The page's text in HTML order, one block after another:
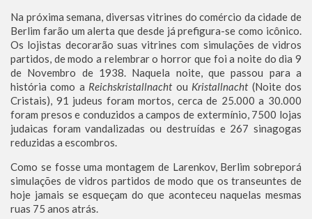
Na próxima semana, diversas vitrines do comércio da cidade de
Berlim farão um alerta que desde já prefigura-se como icônico.
Os lojistas decorarão suas vitrines com simulações de vidros
partidos, de modo a relembrar o horror que foi a noite do dia 9
de Novembro de 1938. Naquela noite, que passou para a
história como a Reichskristallnachtou Kristallnacht(Noite dos
Cristais), 91 judeus foram mortos, cerca de 25.000 a 30.000
foram presos e conduzidos a campos de extermínio, 7500 lojas
judaicas foram vandalizadas ou destruídas e 267 sinagogas
reduzidas a escombros.
Como se fosse uma montagem de Larenkov, Berlim sobreporá
simulações de vidros partidos de modo que os transeuntes de
hoje jamais se esqueçam do que aconteceu naquelas mesmas
ruas 75 anos atrás.